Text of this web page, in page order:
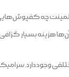
لمینت چه
هزینه بسیار
وجود دارد.